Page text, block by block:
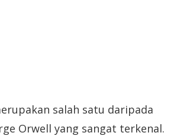
salah satu daripada
Orwell yang sangat terkenal.